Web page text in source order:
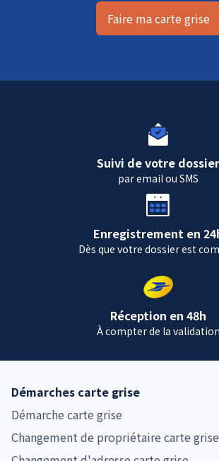
Faire ma carte grise
Suivi de votre dossier
par email ou SMS
Enregistrement en
Dès que votre dossier est
Réception en 48h
À compter de la validation
Démarches carte grise
Démarche carte grise
Changement de propriétaire carte grise